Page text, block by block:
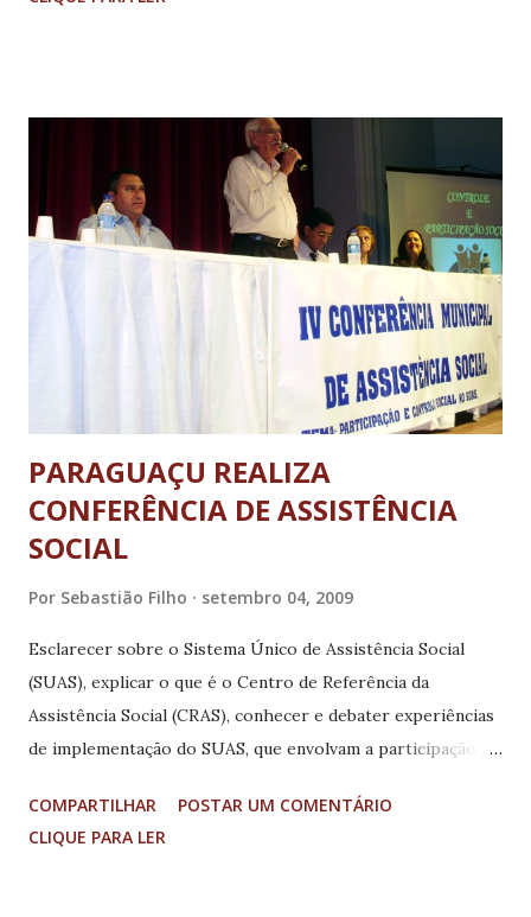
Presidente Dutra, no Parque Novo Mundo (zona leste de
PARAGUAÇU REALIZA
CONFERÊNCIA DE ASSISTÊNCIA
SOCIAL
Por Sebastião Filho setembro 04, 2009
Esclarecer sobre o Sistema Único de Assistência Social
(SUAS), explicar o que é o Centro de Referência da
Assistência Social (CRAS), conhecer e debater experiências
de implementação do SUAS, que envolvam a participação
da IV Conferência Municipal de Assistência Social de
Paraguaçu. Após a abertura oficial, leitura e aprovação do
COMPARTILHAR
POSTAR UM COMENTÁRIO
CLIQUE PARA LER